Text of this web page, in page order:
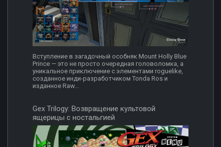
Вступление в загадочный особняк Mount Holly Blue
Prince — это не просто очередная головоломка, а
уникальное приключение с элементами roguelike,
созданное инди-разработчиком Tonda Ros и
изданное Raw...
Gex Trilogy: Возвращение культовой
ящерицы с ностальгией